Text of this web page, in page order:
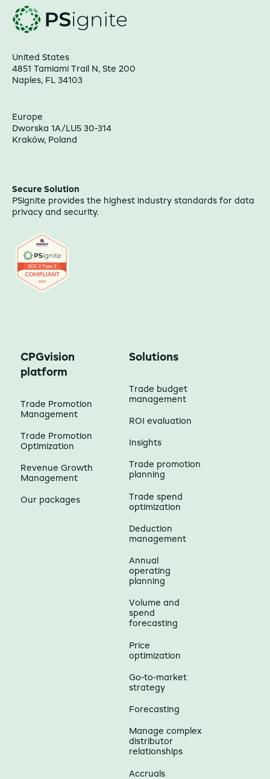
United States
4851 Tamiami Trail N, Ste 200
Naples, FL 34103
Europe
Dworska 1A/LU5 30-314
Kraków, Poland
Secure Solution
PSignite provides the highest industry standards for data
privacy and security.
CPGvision
platform
Trade Promotion
Management
Trade Promotion
Optimization
Revenue Growth
Management
Our packages
Solutions
Trade budget
management
ROI evaluation
Insights
Trade promotion
planning
Trade spend
optimization
Deduction
management
Annual
operating
planning
Volume and
spend
forecasting
Price
optimization
Go-to-market
strategy
Forecasting
Manage complex
distributor
relationships
Accruals